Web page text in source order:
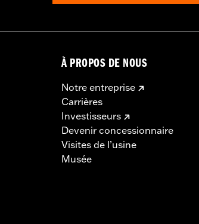
À PROPOS DE NOUS
Notre entreprise
Carrières
Investisseurs
Devenir concessionnaire
Visites de l’usine
Musée